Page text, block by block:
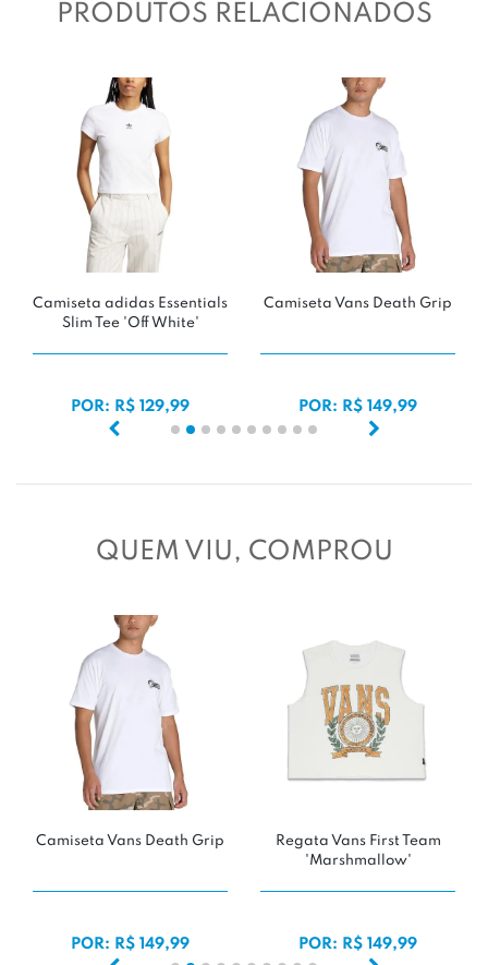
PRODUTOS RELACIONADOS
Camiseta adidas Essentials
Slim Tee 'Off White'
POR: R$ 129,99
Camiseta Vans Death Grip
POR: R$ 149,99
QUEM VIU, COMPROU
Camiseta Vans Death Grip
POR: R$ 149,99
Regata Vans First Team
'Marshmallow'
POR: R$ 149,99